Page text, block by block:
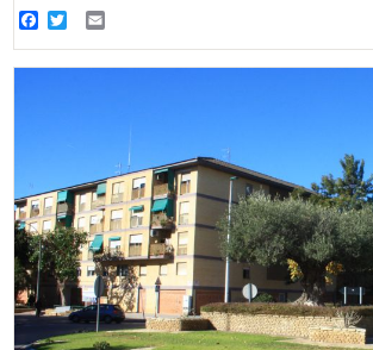
Facebook
Twitter